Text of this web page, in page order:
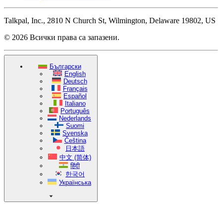
Talkpal, Inc., 2810 N Church St, Wilmington, Delaware 19802, US
© 2026 Всички права са запазени.
Български
English
Deutsch
Français
Español
Italiano
Português
Nederlands
Suomi
Svenska
Čeština
日本語
中文 (简体)
हिंदी
한국어
Українська